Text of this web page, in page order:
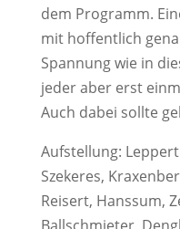
dem Programm.
mit hoffentlich
Spannung wie in
jeder aber erst
Auch dabei sollte
Aufstellung:
Szekeres,
Reisert, Hanssum,